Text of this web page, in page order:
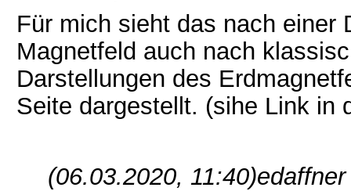
Für mich sieht das nach einer
Magnetfeld auch nach
Darstellungen des
Seite dargestellt. (sihe Link in
(06.03.2020, 11:40)